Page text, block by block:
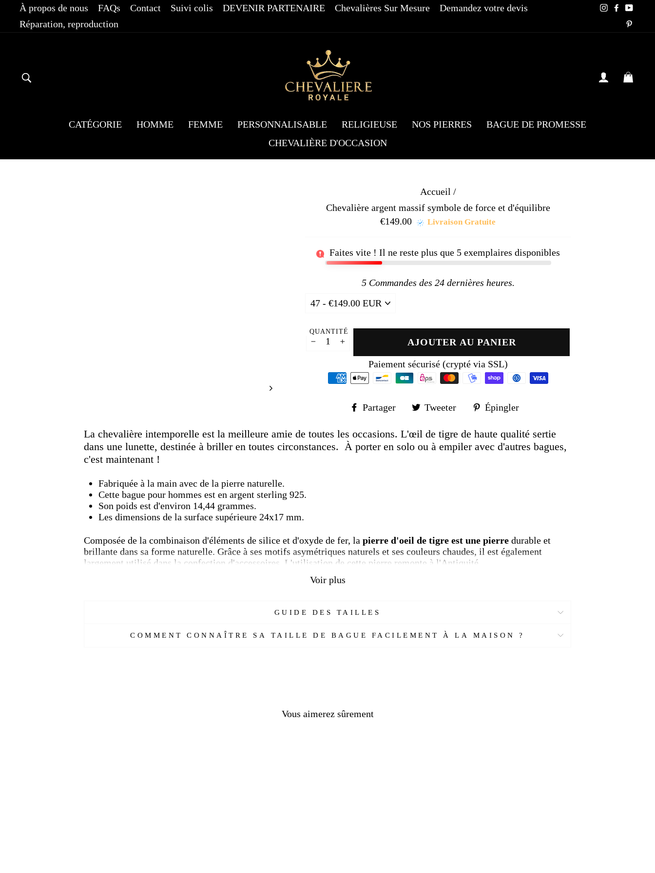
□
Passer
contenu
À propos de nous FAQs Contact Suivi colis DEVENIR PARTENAIRE Chevalières Sur Mesure
Demandez votre devis
Réparation, reproduction
Instagram
SE
CATÉGORIE HOMME FEMME PERSONNALISABLE RELIGIEUSE NOS PIERRES
BAGUE DE PROMESSE
CHEVALIÈRE D'OCCASION
Accueil /
Chevalière argent massif symbole de force et d'équilibre
€149.00 PrixLivraison Gratuite
Faites vite ! Il ne reste plus que 5 exemplaires disponibles
5Commandes des 24 dernières heures.
QUANTITÉ
AJOUTER AU PANIER
Paiement sécurisé (crypté via SSL)
Partager
Partager
Facebook
Tweeter
Tweeter
Twitter
Épingler
Pinterest
La chevalière intemporelle est la meilleure amie de toutes les occasions. L'œil de tigre de haute qualité sertie
dans une lunette, destinée à briller en toutes circonstances. À porter en solo ou à empiler avec d'autres bagues,
c'est maintenant !
Fabriquée à la main avec de la pierre naturelle.
Cette bague pour hommes est en argent sterling 925.
Son poids est d'environ 14,44 grammes.
Les dimensions de la surface supérieure 24x17 mm.
Composée de la combinaison d'éléments de silice et d'oxyde de fer, la pierre d'oeil de tigre est une pierre durable et
brillante dans sa forme naturelle. Grâce à ses motifs asymétriques naturels et ses couleurs chaudes, il est également
largement utilisé dans la confection d'accessoires. L'utilisation de cette pierre remonte à l'Antiquité.
Oeil de tigre
Voir plus
GUIDE DES TAILLES
COMMENT CONNAÎTRE SA TAILLE DE BAGUE FACILEMENT À LA MAISON ?
Vous aimerez sûrement